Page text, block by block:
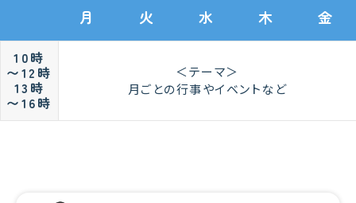
月 火 水 木 金
10時
〜12時
13時
〜16時
＜テーマ＞
月ごとの行事やイベントなど